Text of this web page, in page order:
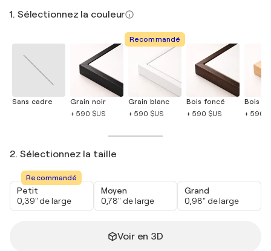
1. Sélectionnez la couleur
Sans cadre
Grain noir
+ 590 $US
Recommandé
Grain blanc
+ 590 $US
Bois foncé
+ 590 $US
Bois
+ 590
2. Sélectionnez la taille
Recommandé
Petit
0,39" de large
Moyen
0,78" de large
Grand
0,98" de large
Voir en 3D